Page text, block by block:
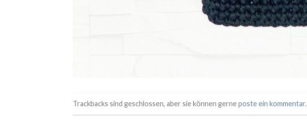
Trackbacks sind geschlossen, aber sie können gerneposte ein kommentar.